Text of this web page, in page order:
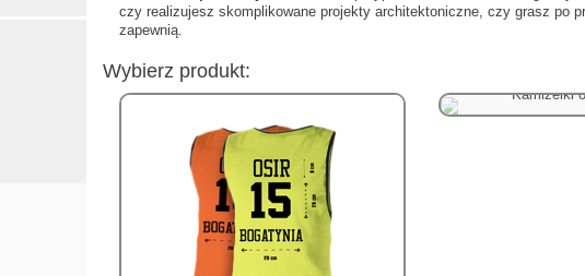
czy realizujesz skomplikowane projekty architektoniczne, czy grasz po
zapewnią.
Wybierz produkt:
Kamizelki